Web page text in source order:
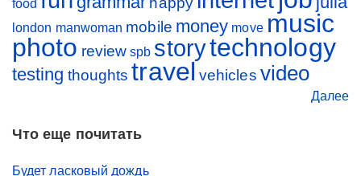
food
london manwoman mobile money move music
photo review spb storytechnology
testing thoughts travel vehicles video
Далее
Что еще почитать
Будет ласковый дождь